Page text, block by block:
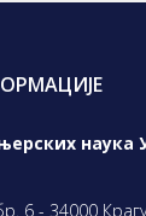
наука
6 - 34000